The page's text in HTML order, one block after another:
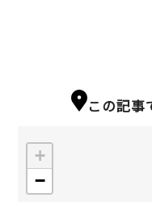
この記事
+
−